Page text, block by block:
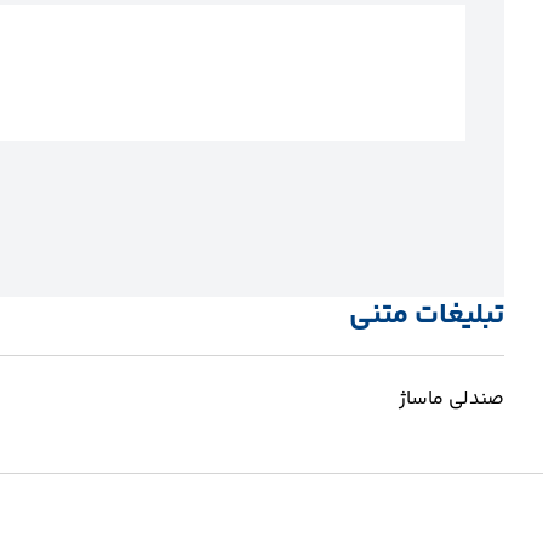
تبلیغات متنی
صندلی ماساژ